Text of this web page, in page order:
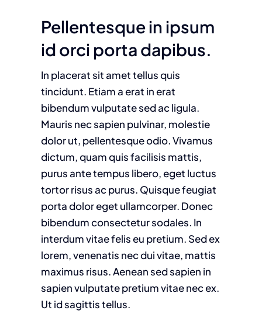
Pellentesque in ipsum
id orci porta dapibus.
In placerat sit amet tellus quis
tincidunt. Etiam a erat in erat
bibendum vulputate sed ac ligula.
Mauris nec sapien pulvinar, molestie
dolor ut, pellentesque odio. Vivamus
dictum, quam quis facilisis mattis,
purus ante tempus libero, eget luctus
tortor risus ac purus. Quisque feugiat
porta dolor eget ullamcorper. Donec
bibendum consectetur sodales. In
interdum vitae felis eu pretium. Sed ex
lorem, venenatis nec dui vitae, mattis
maximus risus. Aenean sed sapien in
sapien vulputate pretium vitae nec ex.
Ut id sagittis tellus.